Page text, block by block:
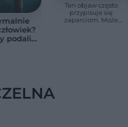
podali
Ten objaw często
przypisuje się
zaparciom. Może